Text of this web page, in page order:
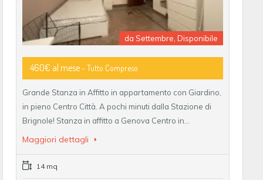
da Settembre, Disponibile
460€ al mese- Tutto Compreso
Grande Stanza in Affitto in appartamento con Giardino,
in pieno Centro Città. A pochi minuti dalla Stazione di
Brignole! Stanza in affitto a Genova Centro in…
Maggiori dettagli
14 mq